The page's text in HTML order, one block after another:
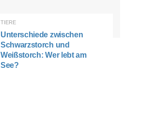
TIERE
Unterschiede zwischen
Schwarzstorch und
Weißstorch: Wer lebt am
See?